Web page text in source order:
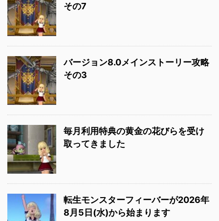
その7
バージョン8.0メインストーリー攻略
その3
毎月利用特典の黄金の花びらを受け
取ってきました
転生モンスターフィーバーが2026年
8月5日(水)から始まります